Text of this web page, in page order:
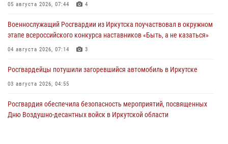
05 августа 2026, 07:44 4
Военнослужащий Росгвардии из Иркутска поучаствовал в окружном
этапе всероссийского конкурса наставников «Быть, а не казаться»
04 августа 2026, 07:14 3
Росгвардейцы потушили загоревшийся автомобиль в Иркутске
03 августа 2026, 04:55
Росгвардия обеспечила безопасность мероприятий, посвященных
Дню Воздушно-десантных войск в Иркутской области